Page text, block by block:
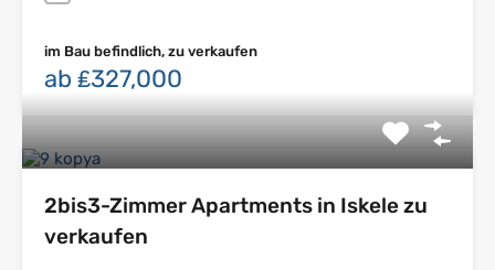
im Bau befindlich, zu verkaufen
ab ₤327,000
2bis3-Zimmer Apartments in Iskele zu
verkaufen